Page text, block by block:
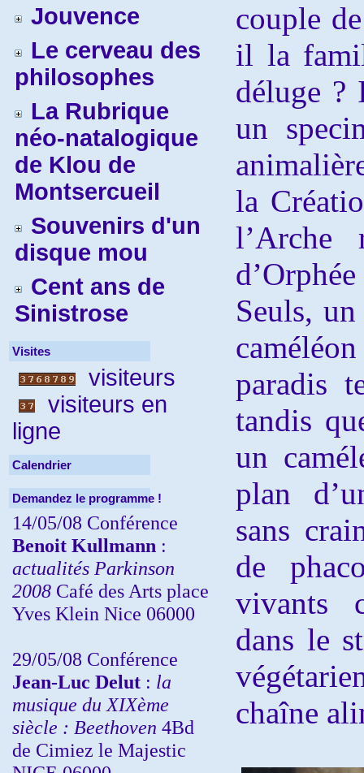
Jouvence
Le cerveau des
philosophes
La Rubrique
néo-natalogique
de Klou de
Montsercueil
Souvenirs d'un
disque mou
Cent ans de
Sinistrose
Visites
visiteurs
visiteurs en
ligne
Calendrier
Demandez le programme !
14/05/08 Conférence
Benoit Kullmann :
actualités Parkinson
2008 Café des Arts place
Yves Klein Nice 06000
29/05/08 Conférence
Jean-Luc Delut : la
musique du XIXème
siècle : Beethoven 4Bd
de Cimiez le Majestic
couple
il la
déluge ?
un
la
l’Arche
Seuls,
paradis
tandis
un
plan
sans
de
vivants
dans le
chaîne